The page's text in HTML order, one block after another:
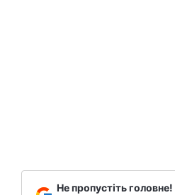
Не пропустіть